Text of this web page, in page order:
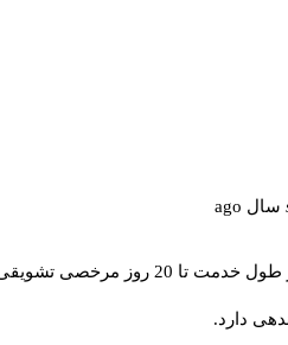
سلام کسری خیر. در طول خدمت تا 20 روز مرخصی تشویقی
دارد.